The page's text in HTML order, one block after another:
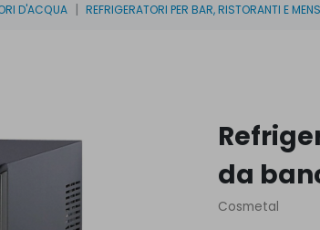
D'ACQUA REFRIGERATORI PER BAR, RISTORANTI E
da
Cosmetal